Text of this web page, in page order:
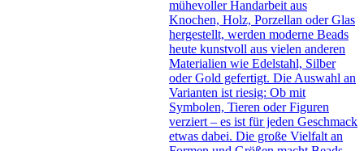
mühevoller Handarbeit aus
Knochen, Holz, Porzellan oder Glas
hergestellt, werden moderne Beads
heute kunstvoll aus vielen anderen
Materialien wie Edelstahl, Silber
oder Gold gefertigt. Die Auswahl an
Varianten ist riesig: Ob mit
Symbolen, Tieren oder Figuren
verziert – es ist für jeden Geschmack
etwas dabei. Die große Vielfalt an